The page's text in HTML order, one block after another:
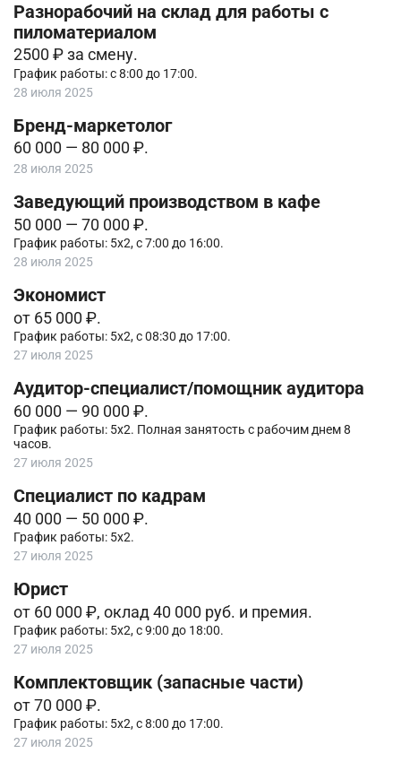
Разнорабочий на склад для работы с
пиломатериалом
2500 ₽ за смену.
График работы: с 8:00 до 17:00.
28 июля 2025
Бренд-маркетолог
60 000 — 80 000 ₽.
28 июля 2025
Заведующий производством в кафе
50 000 — 70 000 ₽.
График работы: 5х2, с 7:00 до 16:00.
28 июля 2025
Экономист
от 65 000 ₽.
График работы: 5х2, с 08:30 до 17:00.
27 июля 2025
Аудитор-специалист/помощник аудитора
60 000 — 90 000 ₽.
График работы: 5х2. Полная занятость с рабочим днем 8
часов.
27 июля 2025
Специалист по кадрам
40 000 — 50 000 ₽.
График работы: 5х2.
27 июля 2025
Юрист
от 60 000 ₽, оклад 40 000 руб. и премия.
График работы: 5х2, с 9:00 до 18:00.
27 июля 2025
Комплектовщик (запасные части)
от 70 000 ₽.
График работы: 5х2, с 8:00 до 17:00.
27 июля 2025